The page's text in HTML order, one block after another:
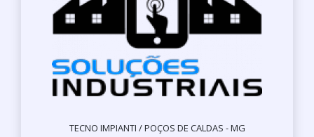
TECNO IMPIANTI / POÇOS DE CALDAS - MG